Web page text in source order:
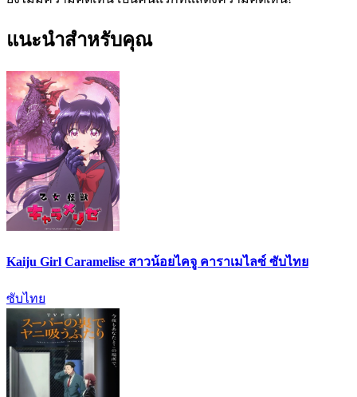
แนะนำสำหรับคุณ
Kaiju Girl Caramelise สาวน้อยไคจู คาราเมไลซ์ ซับไทย
ซับไทย